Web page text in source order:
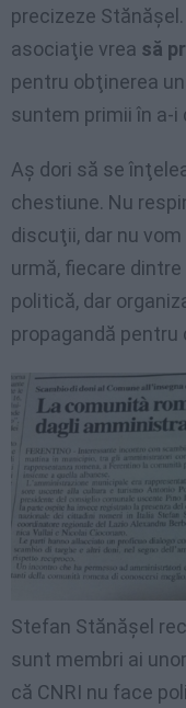
precizeze
asociaţie vrea să
pentru obţinerea
suntem primii în a-i
Aş dori să se
chestiune. Nu
discuţii, dar nu
urmă, fiecare
politică, dar
propagandă pentru
Stefan Stănăşel
sunt membri ai
că CNRI nu face